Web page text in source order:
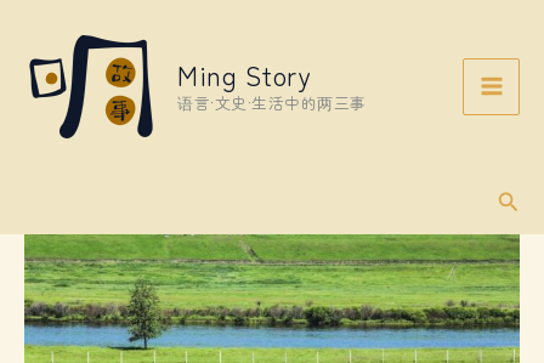
content
Ming Story
语言·文史·生活中的两三事